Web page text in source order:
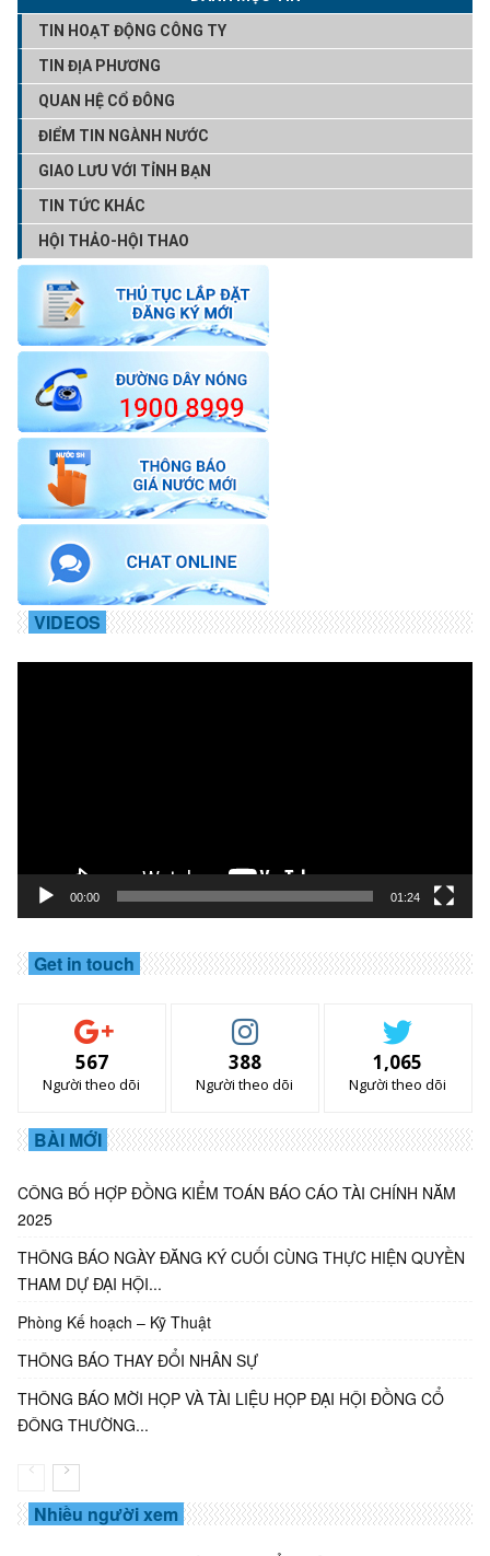
TIN HOẠT ĐỘNG CÔNG TY
TIN ĐỊA PHƯƠNG
QUAN HỆ CỔ ĐÔNG
ĐIỂM TIN NGÀNH NƯỚC
GIAO LƯU VỚI TỈNH BẠN
TIN TỨC KHÁC
HỘI THẢO-HỘI THAO
VIDEOS
00:00 01:24
Get in touch
567
Người theo dõi
388
Người theo dõi
1,065
Người theo dõi
BÀI MỚI
CÔNG BỐ HỢP ĐỒNG KIỂM TOÁN BÁO CÁO TÀI CHÍNH NĂM
2025
THÔNG BÁO NGÀY ĐĂNG KÝ CUỐI CÙNG THỰC HIỆN QUYỀN
THAM DỰ ĐẠI HỘI...
Phòng Kế hoạch – Kỹ Thuật
THÔNG BÁO THAY ĐỔI NHÂN SỰ
THÔNG BÁO MỜI HỌP VÀ TÀI LIỆU HỌP ĐẠI HỘI ĐỒNG CỔ
ĐÔNG THƯỜNG...
Nhiều người xem